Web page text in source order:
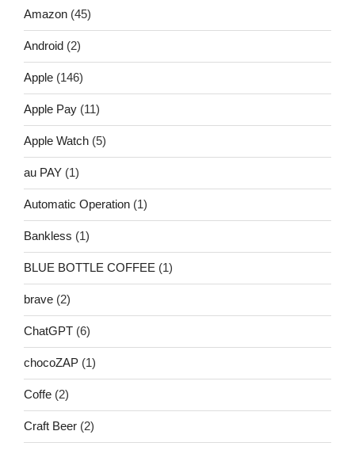
Amazon (45)
Android (2)
Apple (146)
Apple Pay (11)
Apple Watch (5)
au PAY (1)
Automatic Operation (1)
Bankless (1)
BLUE BOTTLE COFFEE (1)
brave (2)
ChatGPT (6)
chocoZAP (1)
Coffe (2)
Craft Beer (2)